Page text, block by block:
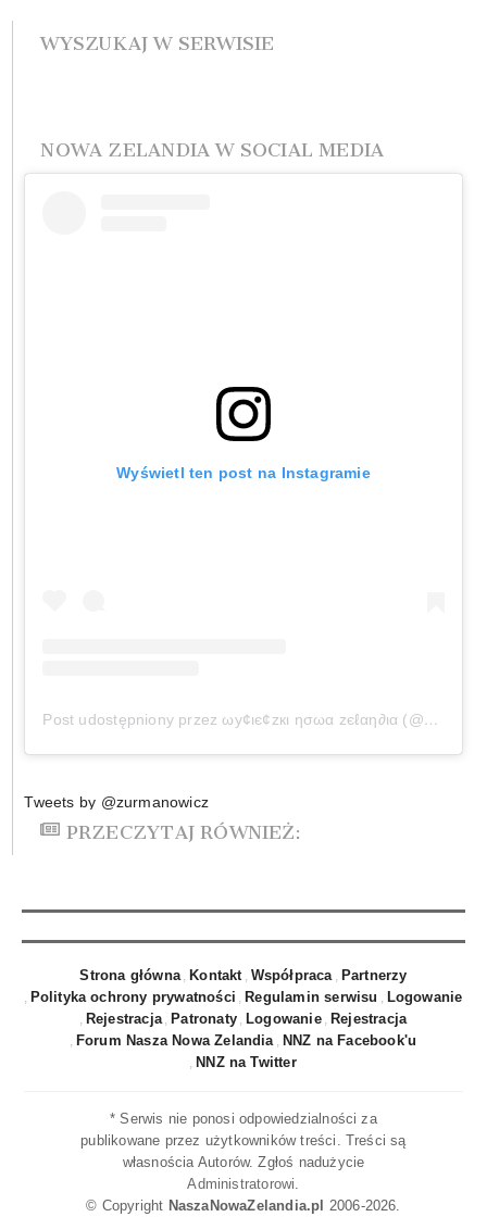
WYSZUKAJ W SERWISIE
NOWA ZELANDIA W SOCIAL MEDIA
Wyświetl ten post na Instagramie
Post udostępniony przez ωу¢ιє¢zкι ησωα zєℓαη∂ια (@wycieczkinowazelandia)
Tweets by @zurmanowicz
PRZECZYTAJ RÓWNIEŻ:
Strona główna Kontakt Współpraca
Partnerzy
Polityka ochrony prywatności
Regulamin serwisu
Logowanie
Rejestracja
Patronaty Logowanie
Rejestracja
Forum Nasza Nowa Zelandia
NNZ na Facebook'u
NNZ na Twitter
* Serwis nie ponosi odpowiedzialności za
publikowane przez użytkowników treści. Treści są
własnościa Autorów. Zgłoś nadużycie
Administratorowi
© Copyright NaszaNowaZelandia.pl
2006-2026.